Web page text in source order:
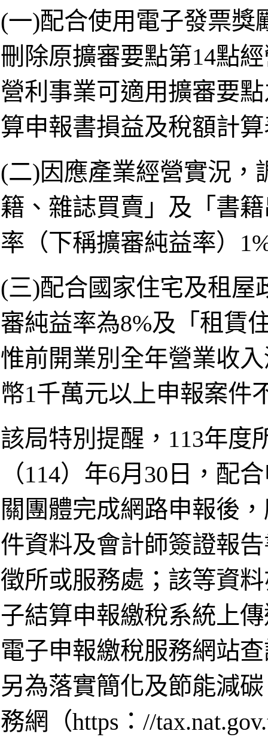
(一)配合使用電子發票獎
刪除原擴審要點第14點
營利事業可適用擴審要
算申報書損益及稅額計
(二)因應產業經營實況，
籍、雜誌買賣」及「書
率（下稱擴審純益率）
(三)配合國家住宅及租屋
審純益率為8%及「租賃
惟前開業別全年營業收
幣1千萬元以上申報案件
該局特別提醒，113年度
（114）年6月30日，配
關團體完成網路申報後
件資料及會計師簽證報
徵所或服務處；該等資
子結算申報繳稅系統上
電子申報繳稅服務網站
另為落實簡化及節能減
務網（https：//